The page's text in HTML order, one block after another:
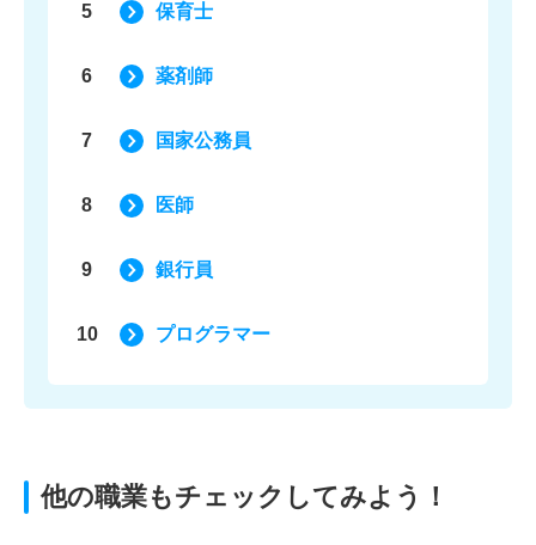
5 保育士
6 薬剤師
7 国家公務員
8 医師
9 銀行員
10 プログラマー
他の職業もチェックしてみよう！